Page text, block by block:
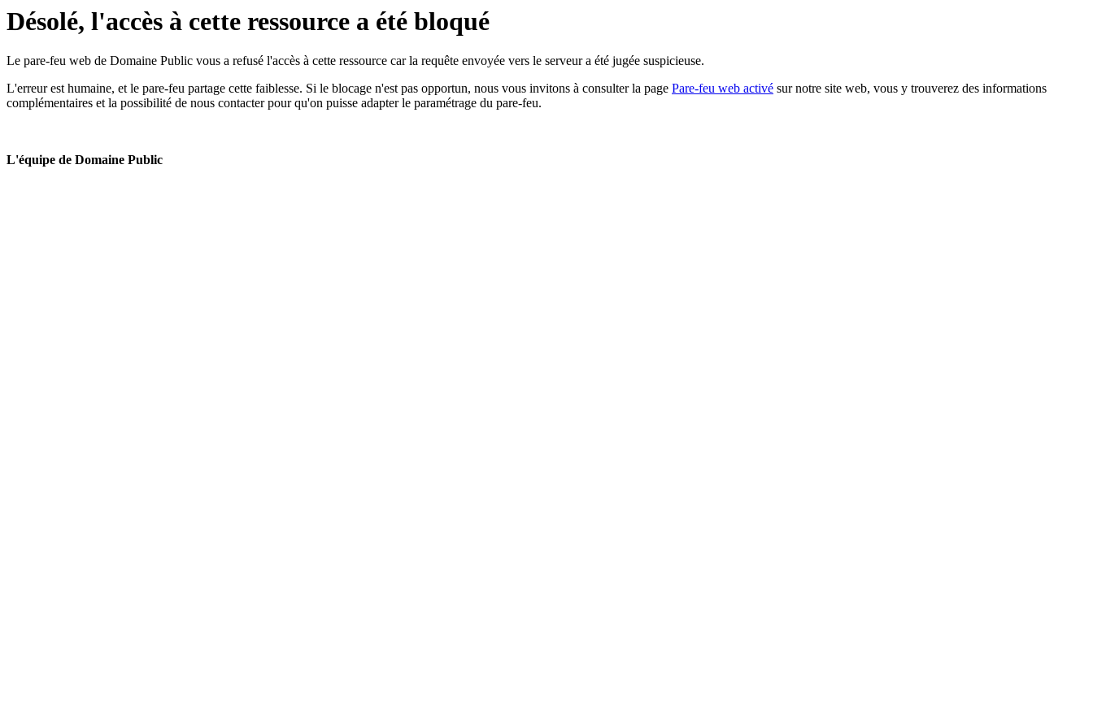
Désolé, l'accès à cette ressource a été bloqué
Le pare-feu web de Domaine Public vous a refusé l'accès à cette ressource car la requête envoyée vers le serveur a été jugée suspicieuse.
L'erreur est humaine, et le pare-feu partage cette faiblesse. Si le blocage n'est pas opportun, nous vous invitons à consulter la page Pare-feu web activé sur notre site web, vous y trouverez des informations
complémentaires et la possibilité de nous contacter pour qu'on puisse adapter le paramétrage du pare-feu.
L'équipe de Domaine Public